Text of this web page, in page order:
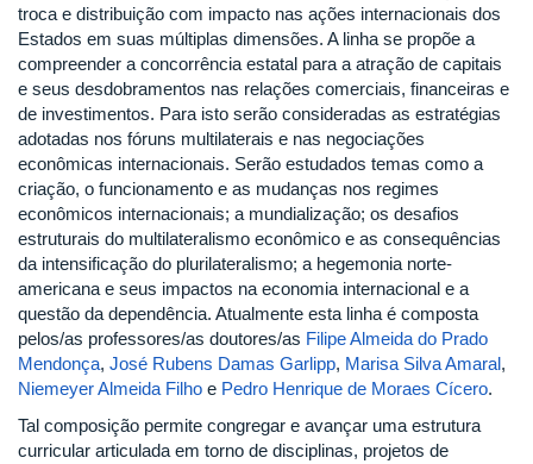
troca e distribuição com impacto nas ações internacionais dos
Estados em suas múltiplas dimensões. A linha se propõe a
compreender a concorrência estatal para a atração de capitais
e seus desdobramentos nas relações comerciais, financeiras e
de investimentos. Para isto serão consideradas as estratégias
adotadas nos fóruns multilaterais e nas negociações
econômicas internacionais. Serão estudados temas como a
criação, o funcionamento e as mudanças nos regimes
econômicos internacionais; a mundialização; os desafios
estruturais do multilateralismo econômico e as consequências
da intensificação do plurilateralismo; a hegemonia norte-
americana e seus impactos na economia internacional e a
questão da dependência. Atualmente esta linha é composta
pelos/as professores/as doutores/as Filipe Almeida do Prado
Mendonça, José Rubens Damas Garlipp, Marisa Silva Amaral,
Niemeyer Almeida Filho e Pedro Henrique de Moraes Cícero.
Tal composição permite congregar e avançar uma estrutura
curricular articulada em torno de disciplinas, projetos de